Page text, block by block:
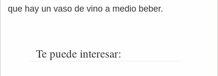
que hay un vaso de vino a medio beber.
Te puede interesar: